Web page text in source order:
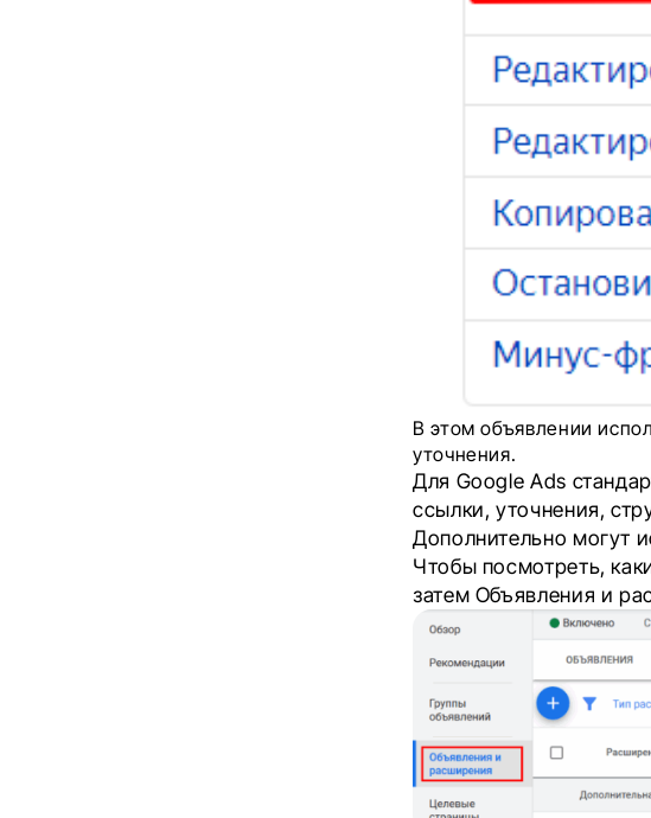
В этом объявлении
уточнения.
Для Google Ads
ссылки, уточнения,
Дополнительно могут
Чтобы посмотреть,
затем Объявления и